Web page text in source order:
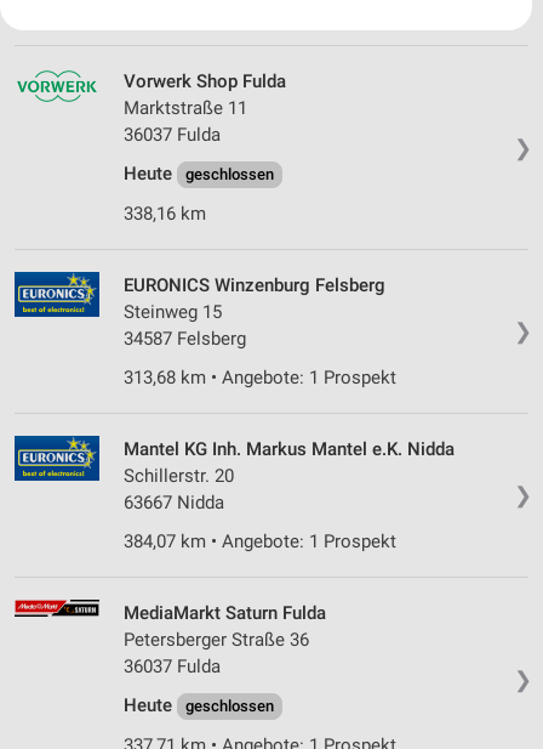
❯
Vorwerk Shop Fulda
Marktstraße 11
36037 Fulda
Heute
geschlossen
338,16 km
❯
EURONICS Winzenburg Felsberg
Steinweg 15
34587 Felsberg
313,68 km • Angebote: 1 Prospekt
❯
Mantel KG Inh. Markus Mantel e.K. Nidda
Schillerstr. 20
63667 Nidda
384,07 km • Angebote: 1 Prospekt
❯
MediaMarkt Saturn Fulda
Petersberger Straße 36
36037 Fulda
Heute
geschlossen
Website/App.
Partnerliste anzeigen (1 IAB-Anbieter)
Wir nutzen Ihre Daten für folgende Zwecke:
IAB-Verarbeitungszwecke:
Speichern von oder Zugriff auf Informationen
auf einem Endgerät
Erstellung von Profilen für personalisierte
Verwendung von Profilen zur Auswahl
Erstellung von Profilen zur Personalisierung
von Inhalten
personalisierter Inhalte
Messung der Performance von Inhalten
Kombinationen von Daten aus verschiedenen